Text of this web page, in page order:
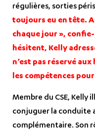
régulières, sorties
toujours eu en tête.
chaque jour »,
hésitent, Kelly
n’est pas réservé
les compétences
Membre du CSE, Kelly
conjuguer la conduite
complémentaire. Son